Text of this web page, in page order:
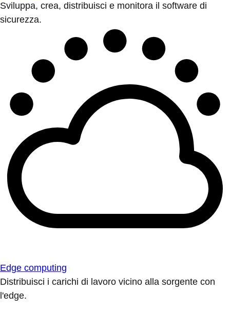
Sviluppa, crea, distribuisci e monitora il software di
sicurezza.
Edge computing
Distribuisci i carichi di lavoro vicino alla sorgente con
l'edge.